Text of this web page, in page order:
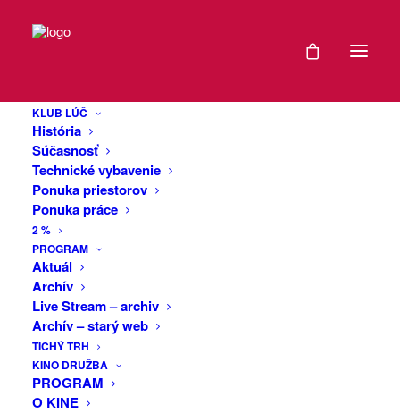
KLUB LÚČ
História
Súčasnosť
Technické vybavenie
Ponuka priestorov
Ponuka práce
2 %
PROGRAM
Aktuál
Archív
Live Stream – archiv
Archív – starý web
TICHÝ TRH
KINO DRUŽBA
PROGRAM
O KINE
Karaoke Blues
(2023, FIN)
Príbeh dvoch osamelých ľudí, ktorí sa
noci a pokúšajú sa nájsť prvú a jedinú
lásku svojho života. Táto nežná
matadora Akiho Kaurismäkiho, známeho
svojím nezameniteľným suchým
humorom.
Fallen Leaves, Fínsko, 2023, 81 min,
DÁTUM